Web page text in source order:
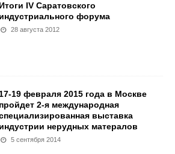
Итоги IV Cаратовского
индустриального форума
28 августа 2012
17-19 февраля 2015 года в Москве
пройдет 2-я международная
выставка
индустрии нерудных матералов
5 сентября 2014